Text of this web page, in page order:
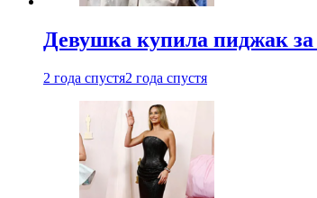
Девушка купила пиджак за
2 года спустя2 года спустя